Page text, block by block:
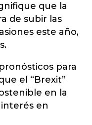
que la
de subir las
este año,
para
el “Brexit”
en la
en